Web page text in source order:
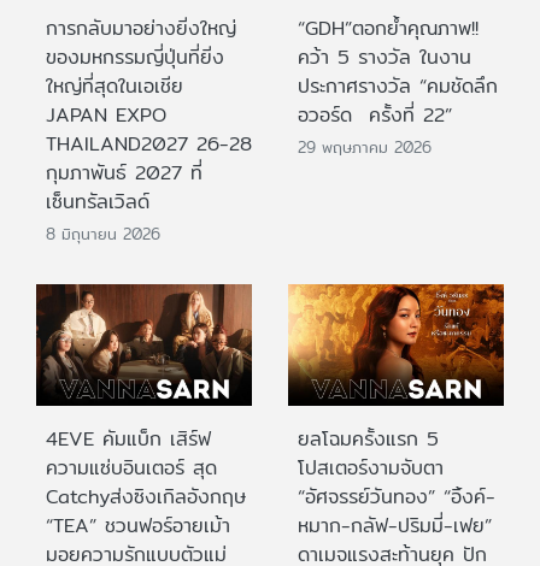
การกลับมาอย่างยิ่งใหญ่
ของมหกรรมญี่ปุ่นที่ยิ่ง
ใหญ่ที่สุดในเอเชีย
JAPAN EXPO
THAILAND2027 26-28
กุมภาพันธ์ 2027 ที่
เซ็นทรัลเวิลด์
8 มิถุนายน 2026
“GDH”ตอกย้ำคุณภาพ!!
คว้า 5 รางวัล ในงาน
ประกาศรางวัล “คมชัดลึก
อวอร์ด ครั้งที่ 22”
29 พฤษภาคม 2026
4EVE คัมแบ็ก เสิร์ฟ
ความแซ่บอินเตอร์ สุด
Catchyส่งซิงเกิลอังกฤษ
“TEA” ชวนฟอร์อายเม้า
มอยความรักแบบตัวแม่
ยลโฉมครั้งแรก 5
โปสเตอร์งามจับตา
“อัศจรรย์วันทอง” “อิ้งค์-
หมาก-กลัฟ-ปริมมี่-เฟย”
ดาเมจแรงสะท้านยุค ปัก